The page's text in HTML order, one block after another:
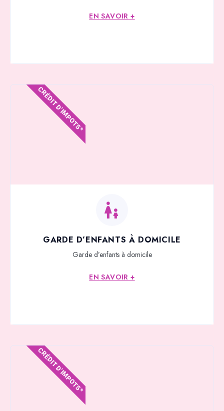
EN SAVOIR +
GARDE D’ENFANTS À DOMICILE
Garde d’enfants à domicile
EN SAVOIR +
CRÉDIT D'IMPOTS*
CRÉDIT D'IMPOTS*